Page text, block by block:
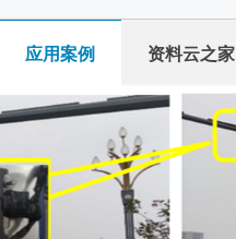
应用案例 资料云之家